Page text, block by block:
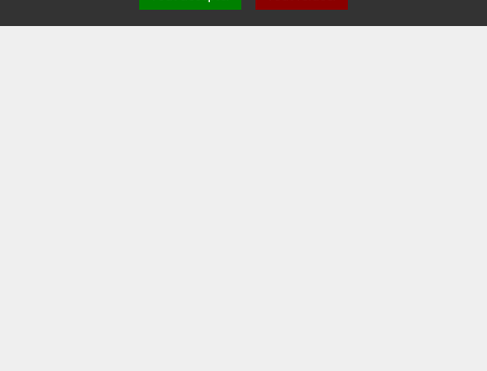
INTERVALLE MINIMUM ENTRE APPLICATIONS :